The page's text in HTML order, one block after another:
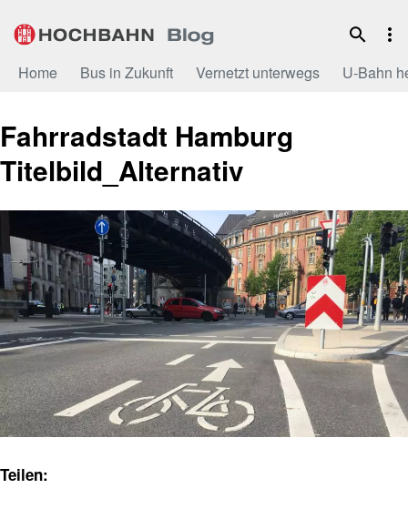
Inhalt
Home Bus in Zukunft Vernetzt unterwegs U-Bahn
Fahrradstadt Hamburg
Titelbild_Alternativ
Teilen: